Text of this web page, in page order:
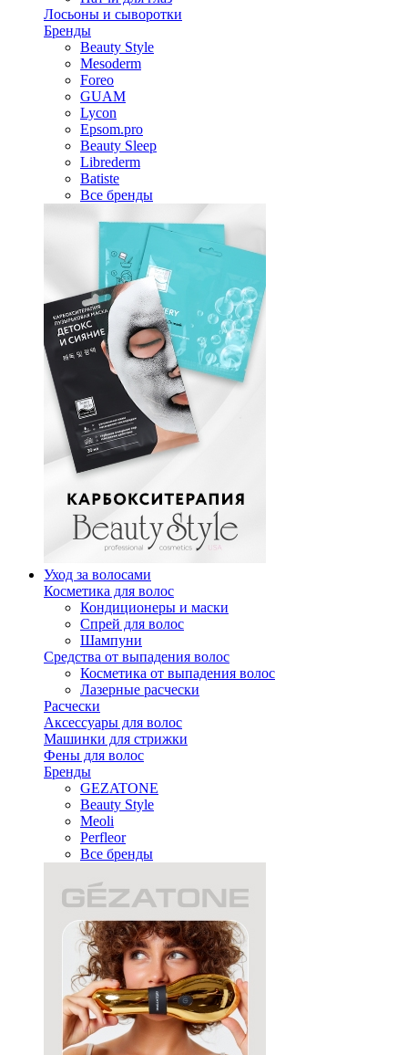
Лосьоны и сыворотки
Бренды
Beauty Style
Mesoderm
Foreo
GUAM
Lycon
Epsom.pro
Beauty Sleep
Librederm
Batiste
Все бренды
Уход за волосами
Косметика для волос
Кондиционеры и маски
Спрей для волос
Шампуни
Средства от выпадения волос
Косметика от выпадения волос
Лазерные расчески
Расчески
Аксессуары для волос
Машинки для стрижки
Фены для волос
Бренды
GEZATONE
Beauty Style
Meoli
Perfleor
Все бренды